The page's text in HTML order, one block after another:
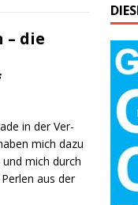
– die
in der Ver­
mich dazu
und mich durch
aus der